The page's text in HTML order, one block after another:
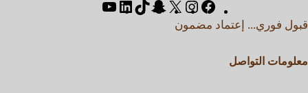
قبول فوري... إعتماد مضمون
معلومات التواصل